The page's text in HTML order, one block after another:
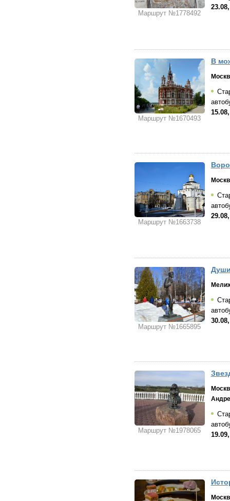
Маршрут №1778492
Маршрут №1670493
В
Маршрут №1663738
Маршрут №1665895
Маршрут №1978065